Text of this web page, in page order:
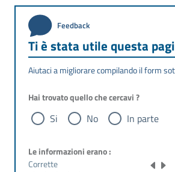
Feedback
Ti è stata utile questa
Aiutaci a migliorare compilando il form
Hai trovato quello che cercavi ?
Si No In parte
Le informazioni erano :
Corrette